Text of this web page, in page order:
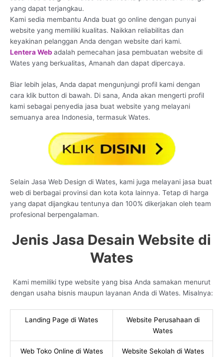
yang dapat terjangkau.
Kami sedia membantu Anda buat go online dengan punyai
website yang memiliki kualitas. Naikkan reliabilitas dan
keyakinan pelanggan Anda dengan website dari kami.
Lentera Web adalah pemecahan jasa pembuatan website di
Wates yang berkualitas, Amanah dan dapat dipercaya.
Biar lebih jelas, Anda dapat mengunjungi profil kami dengan
cara klik button di bawah. Di sana, Anda akan mengerti profil
kami sebagai penyedia jasa buat website yang melayani
semuanya area Indonesia, termasuk Wates.
Selain Jasa Web Design di Wates, kami juga melayani jasa buat
web di berbagai provinsi dan kota kota lainnya. Tetap di harga
yang dapat dijangkau tentunya dan 100% dikerjakan oleh team
profesional berpengalaman.
Jenis Jasa Desain Website di
Wates
Kami memiliki type website yang bisa Anda samakan menurut
dengan usaha bisnis maupun layanan Anda di Wates. Misalnya:
Landing Page di Wates
Website Perusahaan di
Wates
Web Toko Online di Wates Website Sekolah di Wates